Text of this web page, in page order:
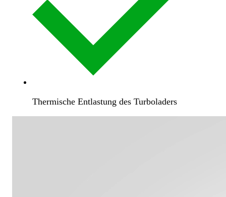
Thermische Entlastung des Turboladers